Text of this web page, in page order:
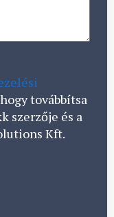
továbbítsa
szerzője és a
Kft.